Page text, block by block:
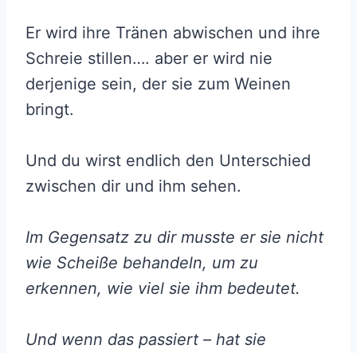
Er wird ihre Tränen abwischen und ihre
Schreie stillen…. aber er wird nie
derjenige sein, der sie zum Weinen
bringt.
Und du wirst endlich den Unterschied
zwischen dir und ihm sehen.
Im Gegensatz zu dir musste er sie nicht
wie Scheiße behandeln, um zu
erkennen, wie viel sie ihm bedeutet.
Und wenn das passiert – hat sie